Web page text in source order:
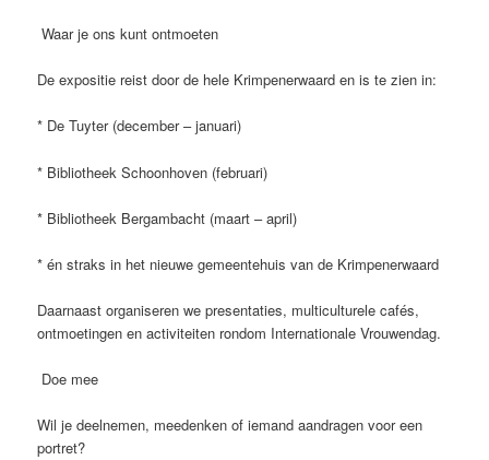
Waar je ons kunt ontmoeten
De expositie reist door de hele Krimpenerwaard en is te zien in:
* De Tuyter (december – januari)
* Bibliotheek Schoonhoven (februari)
* Bibliotheek Bergambacht (maart – april)
* én straks in het nieuwe gemeentehuis van de Krimpenerwaard
Daarnaast organiseren we presentaties, multiculturele cafés,
ontmoetingen en activiteiten rondom Internationale Vrouwendag.
Doe mee
Wil je deelnemen, meedenken of iemand aandragen voor een
portret?